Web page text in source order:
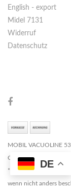
DE
English - export
Midel 7131
Widerruf
Datenschutz
MOBIL VACUOLINE
Copyright © 2026
* Alle Preise zzgl.
wenn nicht anders